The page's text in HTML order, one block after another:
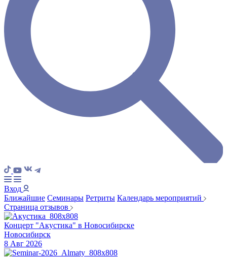
Вход
Ближайшие Семинары Ретриты Календарь мероприятий
Страница отзывов
Концерт "Акустика" в Новосибирске
Новосибирск
8 Авг 2026